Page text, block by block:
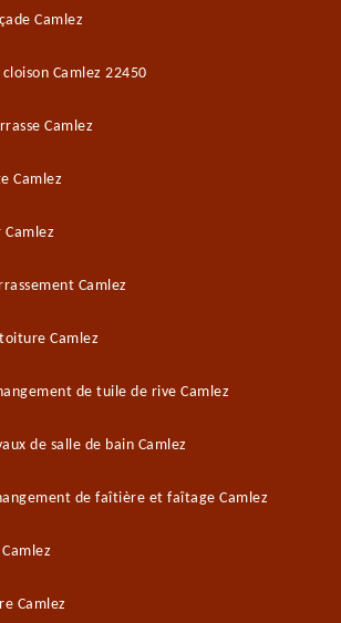
Camlez
Camlez 22450
Camlez
Camlez
Camlez
Camlez
de tuile de rive Camlez
de salle de bain Camlez
de faîtière et faîtage Camlez
Camlez